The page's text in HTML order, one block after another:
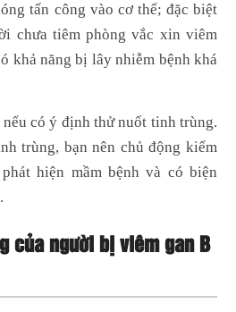
tấn công vào cơ thể; đặc biệt
chưa tiêm phòng vắc xin viêm
khả năng bị lây nhiễm bệnh khá
có ý định thử nuốt tinh trùng.
trùng, bạn nên chủ động kiểm
hiện mầm bệnh và có biện
của người bị viêm gan B